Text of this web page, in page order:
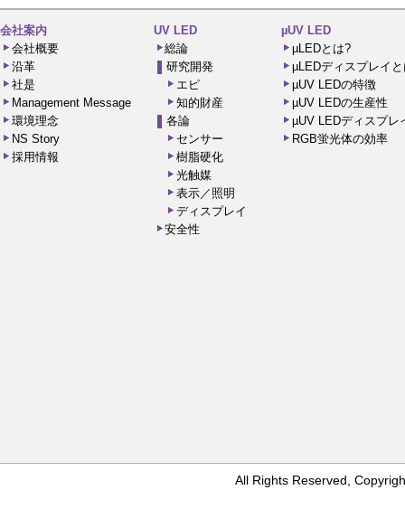
会社案内
会社概要
沿革
社是
Management Message
環境理念
NS Story
採用情報
UV LED
総論
研究開発
エピ
知的財産
各論
センサー
樹脂硬化
光触媒
表示／照明
ディスプレイ
安全性
µUV LED
µLEDとは?
µLEDディスプレイ
µUV LEDの特徴
µUV LEDの生産性
µUV LEDディスプレ
RGB蛍光体の効率
All Rights Reserved,